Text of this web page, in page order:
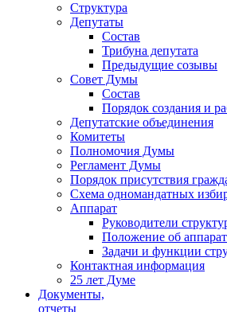
Структура
Депутаты
Состав
Трибуна депутата
Предыдущие созывы
Совет Думы
Состав
Порядок создания и
Депутатские объединения
Комитеты
Полномочия Думы
Регламент Думы
Порядок присутствия
Схема одномандатных
Аппарат
Руководители
Положение об
Задачи и функции
Контактная информация
25 лет Думе
Документы,
отчеты